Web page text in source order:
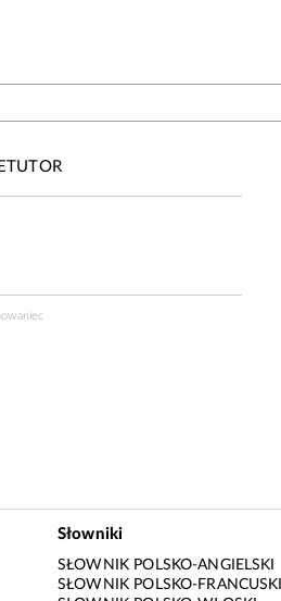
Słowniki
SŁOWNIK POLSKO-ANGIELSKI
SŁOWNIK POLSKO-FRANCUSKI